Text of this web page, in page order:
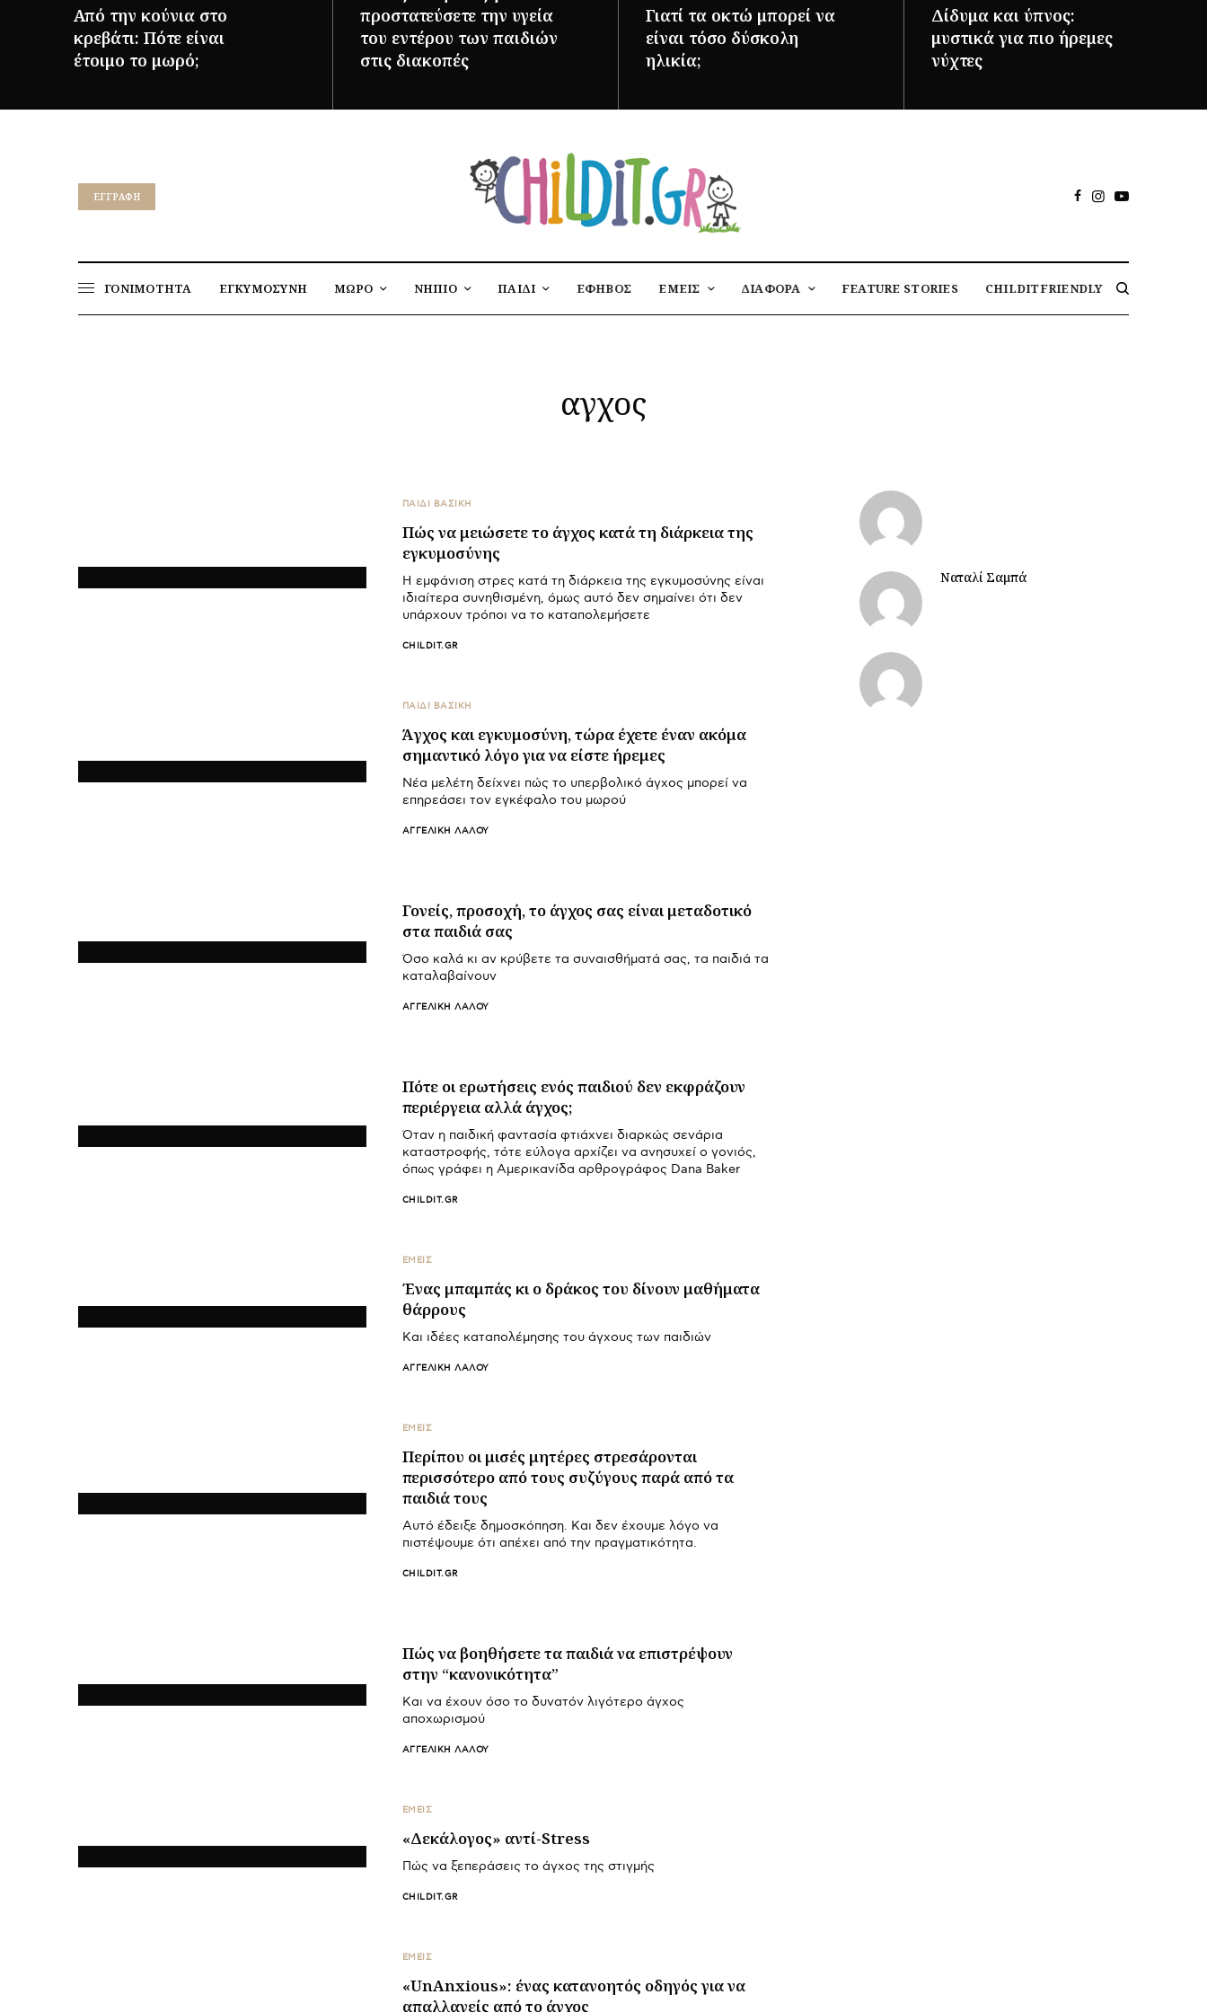
Από την κούνια στο
κρεβάτι: Πότε είναι
έτοιμο το μωρό;
προστατεύσετε την υγεία
του εντέρου των παιδιών
στις διακοπές
Γιατί τα οκτώ μπορεί να
είναι τόσο δύσκολη
ηλικία;
Δίδυμα και ύπνος:
μυστικά για πιο ήρεμες
νύχτες
EΓΓΡΑΦΉ
ΓΟΝΙΜΟΤΗΤΑ ΕΓΚΥΜΟΣΥΝΗ ΜΩΡΟ ΝΗΠΙΟ ΠΑΙΔΙ ΕΦΗΒΟΣ ΕΜΕΙΣ ΔΙΑΦΟΡΑ FEATURE STORIES CHILDITFRIENDLY
αγχος
ΠΑΙΔΙ ΒΑΣΙΚΉ
Πώς να μειώσετε το άγχος κατά τη διάρκεια της
εγκυμοσύνης
Η εμφάνιση στρες κατά τη διάρκεια της εγκυμοσύνης είναι
ιδιαίτερα συνηθισμένη, όμως αυτό δεν σημαίνει ότι δεν
υπάρχουν τρόποι να το καταπολεμήσετε
CHILDIT.GR
ΠΑΙΔΙ ΒΑΣΙΚΉ
Άγχος και εγκυμοσύνη, τώρα έχετε έναν ακόμα
σημαντικό λόγο για να είστε ήρεμες
Νέα μελέτη δείχνει πώς το υπερβολικό άγχος μπορεί να
επηρεάσει τον εγκέφαλο του μωρού
ΑΓΓΕΛΙΚΉ ΛΆΛΟΥ
Γονείς, προσοχή, το άγχος σας είναι μεταδοτικό
στα παιδιά σας
Όσο καλά κι αν κρύβετε τα συναισθήματά σας, τα παιδιά τα
καταλαβαίνουν
ΑΓΓΕΛΙΚΉ ΛΆΛΟΥ
Πότε οι ερωτήσεις ενός παιδιού δεν εκφράζουν
περιέργεια αλλά άγχος;
Όταν η παιδική φαντασία φτιάχνει διαρκώς σενάρια
καταστροφής, τότε εύλογα αρχίζει να ανησυχεί ο γονιός,
όπως γράφει η Αμερικανίδα αρθρογράφος Dana Baker
CHILDIT.GR
ΕΜΕΙΣ
Ένας μπαμπάς κι ο δράκος του δίνουν μαθήματα
θάρρους
Και ιδέες καταπολέμησης του άγχους των παιδιών
ΑΓΓΕΛΙΚΉ ΛΆΛΟΥ
ΕΜΕΙΣ
Περίπου οι μισές μητέρες στρεσάρονται
περισσότερο από τους συζύγους παρά από τα
παιδιά τους
Αυτό έδειξε δημοσκόπηση. Και δεν έχουμε λόγο να
πιστέψουμε ότι απέχει από την πραγματικότητα.
CHILDIT.GR
Πώς να βοηθήσετε τα παιδιά να επιστρέψουν
στην “κανονικότητα”
Και να έχουν όσο το δυνατόν λιγότερο άγχος
αποχωρισμού
ΑΓΓΕΛΙΚΉ ΛΆΛΟΥ
ΕΜΕΙΣ
«Δεκάλογος» αντί-Stress
Πώς να ξεπεράσεις το άγχος της στιγμής
CHILDIT.GR
ΕΜΕΙΣ
«UnAnxious»: ένας κατανοητός οδηγός για να
απαλλαγείς από το άγχος
Ναταλί Σαμπά